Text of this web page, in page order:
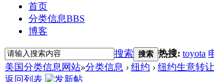
首页
分类信息BBS
博客
搜索 搜索 热搜: toyota
美国分类信息网站»分类信息 › 纽约 › 纽约生意转让
返回列表